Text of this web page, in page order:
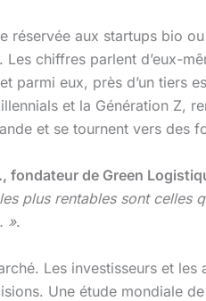
réservée aux startups bio
chiffres parlent d’eux-
parmi eux, près d’un tiers
et la Génération Z,
et se tournent vers des
fondateur de Green
plus rentables sont
».
Les investisseurs et
Une étude mondiale